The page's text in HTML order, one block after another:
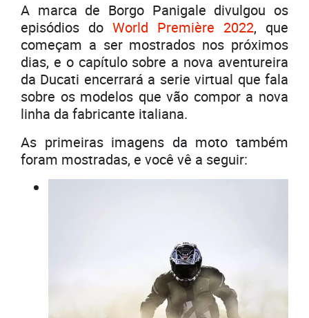
A marca de Borgo Panigale divulgou os
episódios do World Première 2022, que
começam a ser mostrados nos próximos
dias, e o capítulo sobre a nova aventureira
da Ducati encerrará a serie virtual que fala
sobre os modelos que vão compor a nova
linha da fabricante italiana.
As primeiras imagens da moto também
foram mostradas, e você vê a seguir: